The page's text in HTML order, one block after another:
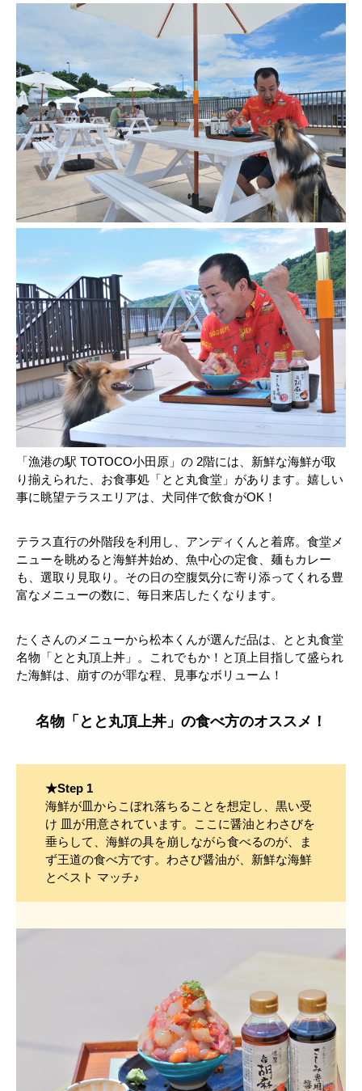
「漁港の駅 TOTOCO小田原」の 2階には、新鮮な海鮮が取
り揃えられた、お食事処「とと丸食堂」があります。嬉しい
事に眺望テラスエリアは、犬同伴で飲食がOK！
テラス直行の外階段を利用し、アンディくんと着席。食堂メ
ニューを眺めると海鮮丼始め、魚中心の定食、麺もカレー
も、選取り見取り。その日の空腹気分に寄り添ってくれる豊
富なメニューの数に、毎日来店したくなります。
たくさんのメニューから松本くんが選んだ品は、とと丸食堂
名物「とと丸頂上丼」。これでもか！と頂上目指して盛られ
た海鮮は、崩すのが罪な程、見事なボリューム！
名物「とと丸頂上丼」の食べ方のオススメ！
★Step 1
海鮮が皿からこぼれ落ちることを想定し、黒い受
け 皿が用意されています。ここに醤油とわさびを
垂らして、海鮮の具を崩しながら食べるのが、ま
ず王道の食べ方です。わさび醤油が、新鮮な海鮮
とベスト マッチ♪